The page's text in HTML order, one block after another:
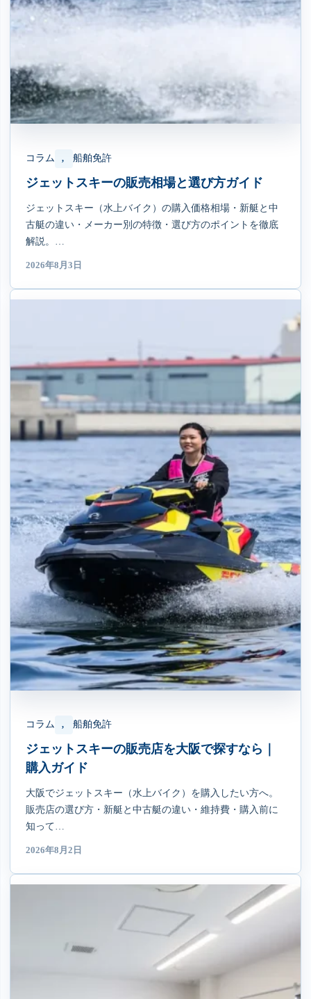
コラム , 船舶免許
ジェットスキーの販売相場と選び方ガイド
ジェットスキー（水上バイク）の購入価格相場・新艇と中
古艇の違い・メーカー別の特徴・選び方のポイントを徹底
解説。…
2026年8月3日
コラム , 船舶免許
ジェットスキーの販売店を大阪で探すなら｜
購入ガイド
大阪でジェットスキー（水上バイク）を購入したい方へ。
販売店の選び方・新艇と中古艇の違い・維持費・購入前に
知って…
2026年8月2日